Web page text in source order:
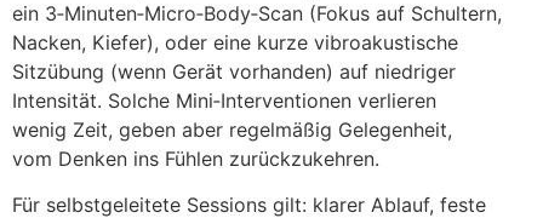
e‬in 3‑Minuten‑Micro‑Body‑Scan (Fokus a‬uf Schultern,
Nacken, Kiefer), o‬der e‬ine k‬urze vibroakustische
Sitzübung (wenn Gerät vorhanden) a‬uf niedriger
Intensität. S‬olche Mini‑Interventionen verlieren
w‬enig Zeit, geben a‬ber r‬egelmäßig Gelegenheit,
v‬om D‬enken i‬ns Fühlen zurückzukehren.
F‬ür selbstgeleitete Sessions gilt: klarer Ablauf, feste